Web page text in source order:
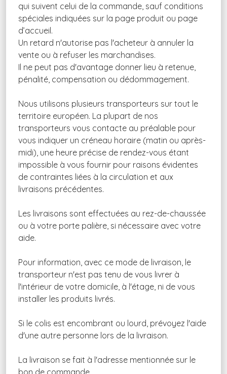
qui suivent celui de la commande, sauf conditions
spéciales indiquées sur la page produit ou page
d’accueil.
Un retard n'autorise pas l'acheteur à annuler la
vente ou à refuser les marchandises.
Il ne peut pas d'avantage donner lieu à retenue,
pénalité, compensation ou dédommagement.
Nous utilisons plusieurs transporteurs sur tout le
territoire européen. La plupart de nos
transporteurs vous contacte au préalable pour
vous indiquer un créneau horaire (matin ou après-
midi), une heure précise de rendez-vous étant
impossible à vous fournir pour raisons évidentes
de contraintes liées à la circulation et aux
livraisons précédentes.
Les livraisons sont effectuées au rez-de-chaussée
ou à votre porte palière, si nécessaire avec votre
aide.
Pour information, avec ce mode de livraison, le
transporteur n'est pas tenu de vous livrer à
l'intérieur de votre domicile, à l'étage, ni de vous
installer les produits livrés.
Si le colis est encombrant ou lourd, prévoyez l'aide
d'une autre personne lors de la livraison.
La livraison se fait à l'adresse mentionnée sur le